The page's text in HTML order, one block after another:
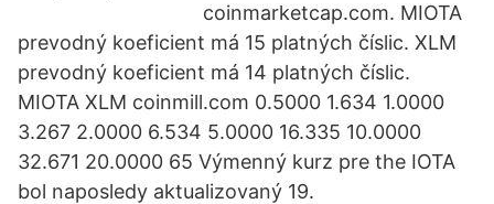
coinmarketcap.com. MIOTA
prevodný koeficient má 15 platných číslic. XLM
prevodný koeficient má 14 platných číslic.
MIOTA XLM coinmill.com 0.5000 1.634 1.0000
3.267 2.0000 6.534 5.0000 16.335 10.0000
32.671 20.0000 65 Výmenný kurz pre the IOTA
bol naposledy aktualizovaný 19.